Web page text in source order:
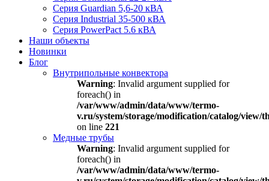
Серия Guardian 5,6-20 кВА
Серия Industrial 35-500 кВА
Серия PowerPact 5.6 кВА
Наши объекты
Новинки
Блог
Внутрипольные конвектора
Warning: Invalid argument supplied for
foreach() in
/var/www/admin/data/www/termo-
v.ru/system/storage/modification/catalog/view/
on line 221
Медные трубы
Warning: Invalid argument supplied for
foreach() in
/var/www/admin/data/www/termo-